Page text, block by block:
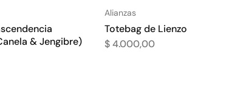
& Jengibre)
Alianzas
Totebag de Lienzo
$4.000,00